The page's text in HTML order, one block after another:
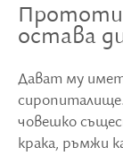
остава
Дават му
човешко
крака, ръмжи